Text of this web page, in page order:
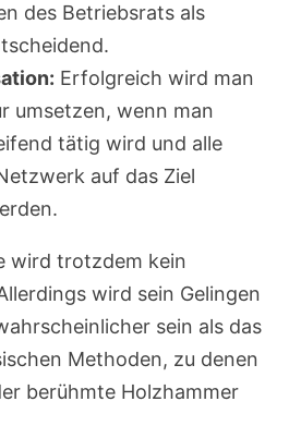
des Betriebsrats als
Erfolgreich wird man
umsetzen, wenn man
tätig wird und alle
auf das Ziel
wird trotzdem kein
wird sein Gelingen
sein als das
Methoden, zu denen
berühmte Holzhammer